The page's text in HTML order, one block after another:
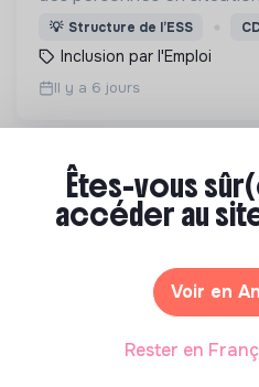
cognitif, Café joyeux
service de l'inclusion avec
💡 Structure de l’ESS
Inclusion par l'Emploi
Il y a 6 jours
LA RUCHE DÉVELOPPEMENT
Offrir les outils et le
Êtes-vous
accéder au
Voir en
Rester en